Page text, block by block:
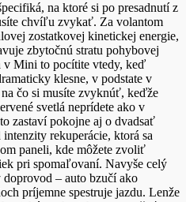
na ktoré si po presadnutí z
chvíľu zvykať. Za volantom
zostatkovej kinetickej energie,
zbytočnú stratu pohybovej
v Mini to pocítite vtedy, keď
klesne, v podstate v
čo si musíte zvyknúť, keďže
svetlá neprídete ako v
zastaví pokojne aj o dvadsať
rekuperácie, ktorá sa
paneli, kde môžete zvoliť
pri spomaľovaní. Navyše celý
– auto bzučí ako
príjemne spestruje jazdu. Lenže